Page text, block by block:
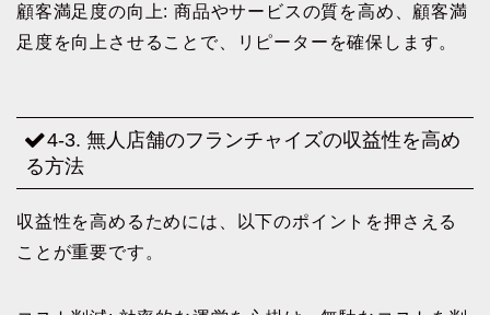
顧客満足度の向上: 商品やサービスの質を高め、顧客満
足度を向上させることで、リピーターを確保します。
4-3. 無人店舗のフランチャイズの収益性を高め
る方法
収益性を高めるためには、以下のポイントを押さえる
ことが重要です。